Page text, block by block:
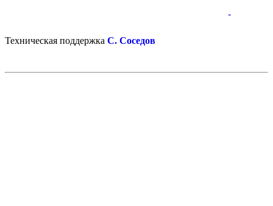
-
Техническая поддержка С. Соседов